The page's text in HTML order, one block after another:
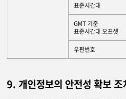
표준시간대
GMT 기준
표준시간대 오프셋
우편번호
9. 개인정보의 안전성 확보 조